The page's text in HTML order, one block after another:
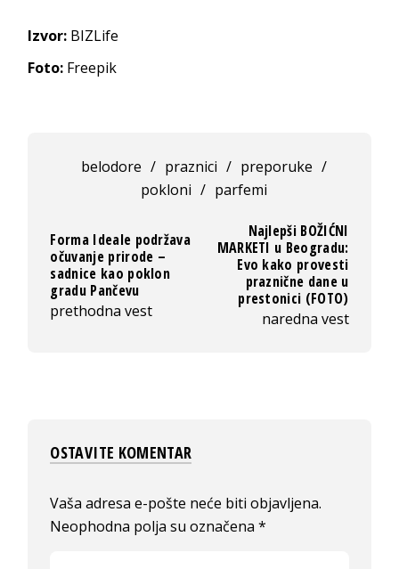
Izvor: BIZLife
Foto: Freepik
belodore / praznici / preporuke /
pokloni / parfemi
Forma Ideale podržava
očuvanje prirode –
sadnice kao poklon
gradu Pančevu
prethodna vest
Najlepši BOŽIĆNI
MARKETI u Beogradu:
Evo kako provesti
praznične dane u
prestonici (FOTO)
naredna vest
OSTAVITE KOMENTAR
Vaša adresa e-pošte neće biti objavljena.
Neophodna polja su označena*